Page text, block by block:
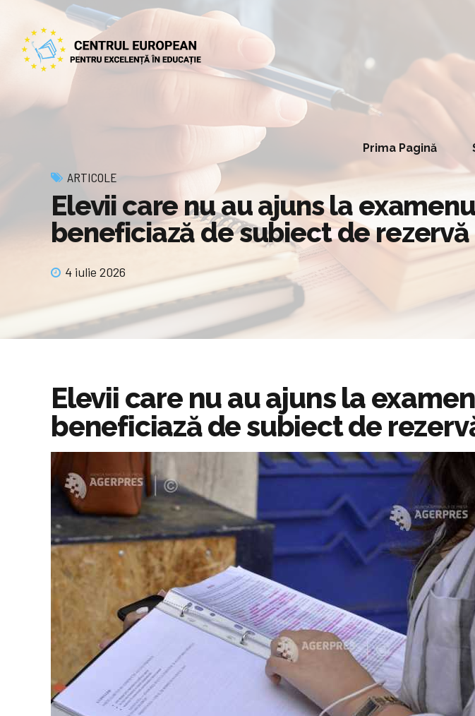
Prima Pagină
ARTICOLE
Elevii care nu au ajuns la
beneficiază de subiect de rezervă
4 iulie 2026
Elevii care nu au ajuns la
beneficiază de subiect de